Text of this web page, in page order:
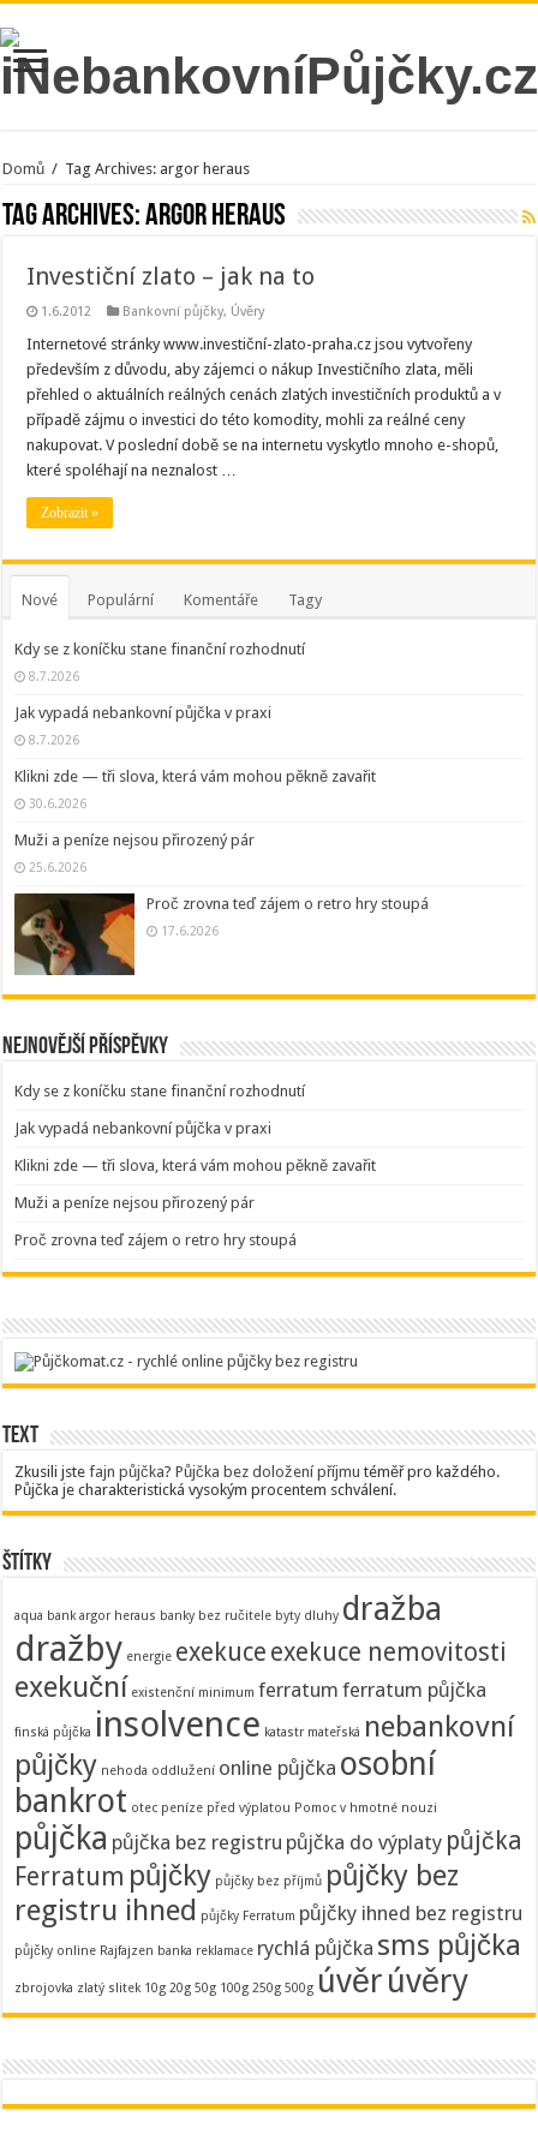
Domů / Tag Archives: argor heraus
Tag Archives:argor heraus
Investiční zlato – jak na to
1.6.2012 Bankovní půjčky, Úvěry
Internetové stránky www.investiční-zlato-praha.cz jsou vytvořeny
především z důvodu, aby zájemci o nákup Investičního zlata, měli
přehled o aktuálních reálných cenách zlatých investičních produktů a v
případě zájmu o investici do této komodity, mohli za reálné ceny
nakupovat. V poslední době se na internetu vyskytlo mnoho e-shopů,
které spoléhají na neznalost …
Zobrazit »
Nové Populární Komentáře Tagy
Kdy se z koníčku stane finanční rozhodnutí
8.7.2026
Jak vypadá nebankovní půjčka v praxi
8.7.2026
Klikni zde — tři slova, která vám mohou pěkně zavařit
30.6.2026
Muži a peníze nejsou přirozený pár
25.6.2026
Proč zrovna teď zájem o retro hry stoupá
17.6.2026
Nejnovější příspěvky
Kdy se z koníčku stane finanční rozhodnutí
Jak vypadá nebankovní půjčka v praxi
Klikni zde — tři slova, která vám mohou pěkně zavařit
Muži a peníze nejsou přirozený pár
Proč zrovna teď zájem o retro hry stoupá
Text
Zkusili jstefajn půjčka?Půjčka bez doložení příjmu téměř pro každého.
Půjčka je charakteristická vysokým procentem schválení.
Štítky
aqua bank argor heraus banky bez ručitele byty dluhy dražba
dražby energie exekuce exekuce nemovitosti
exekuční existenční minimum ferratum ferratum půjčka
finská půjčka insolvence katastr mateřská nebankovní
půjčky nehoda oddlužení online půjčka osobní
bankrot otec peníze před výplatou Pomoc v hmotné nouzi
půjčka půjčka bez registru půjčka do výplaty půjčka
Ferratum půjčky půjčky bez příjmů půjčky bez
registru ihned půjčky Ferratum půjčky ihned bez registru
půjčky online Rajfajzen banka reklamace rychlá půjčka sms půjčka
zbrojovka zlatý slitek 10g 20g 50g 100g 250g 500g úvěrúvěry